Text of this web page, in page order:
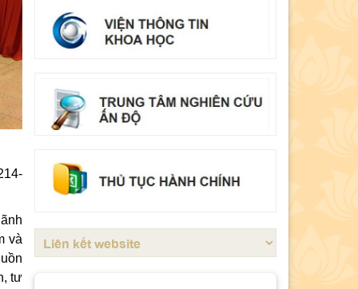
và
tư
Thông báo tổ chức bảo vệ luận án
tiến sĩ cho Nghiên cứu sinh Nguyễn
Minh Hải
số 92 (4-2026)
Mục lục Tạp chí Kinh tế và Quản lý,
Mục lục Tạp chí Kinh tế và Quản lý,
Sinh hoạt chuyên đề: “Nghị quyết số
80-NQ/TW ngày 07/01/2026 của Bộ